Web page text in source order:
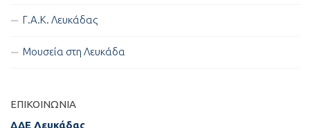
Γ.Α.Κ. Λευκάδας
Μουσεία στη Λευκάδα
ΕΠΙΚΟΙΝΩΝΊΑ
ΔΔΕ Λευκάδας